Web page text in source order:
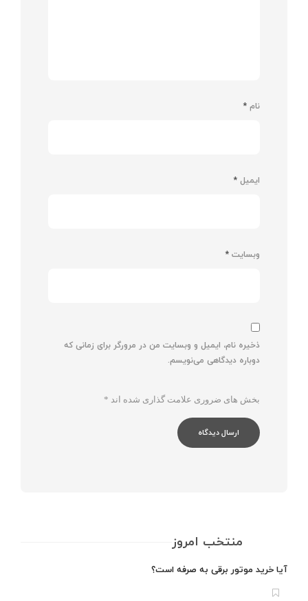
نام *
ایمیل *
وبسایت *
ذخیره نام، ایمیل و وبسایت من در مرورگر برای زمانی که
دوباره دیدگاهی می‌نویسم.
بخش های ضروری علامت گذاری شده اند *
منتخب امروز
آیا خرید موتور برقی به صرفه است؟